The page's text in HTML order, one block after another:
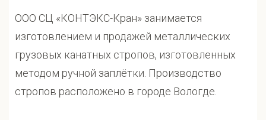
ООО СЦ «КОНТЭКС-Кран» занимается
изготовлением и продажей металлических
грузовых канатных стропов, изготовленных
методом ручной заплётки. Производство
стропов расположено в городе Вологде.